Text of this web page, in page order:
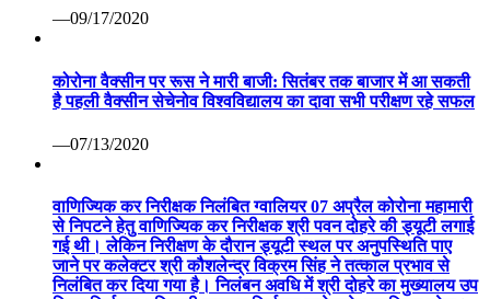
—09/17/2020
कोरोना वैक्सीन पर रूस ने मारी बाजी: सितंबर तक बाजार में आ सकती
है पहली वैक्सीन सेचेनोव विश्वविद्यालय का दावा सभी परीक्षण रहे सफल
—07/13/2020
वाणिज्यिक कर निरीक्षक निलंबित ग्वालियर 07 अप्रैल कोरोना महामारी
से निपटने हेतु वाणिज्यिक कर निरीक्षक श्री पवन दोहरे की ड्यूटी लगाई
गई थी। लेकिन निरीक्षण के दौरान ड्यूटी स्थल पर अनुपस्थिति पाए
जाने पर कलेक्टर श्री कौशलेन्द्र विक्रम सिंह ने तत्काल प्रभाव से
निलंबित कर दिया गया है। निलंबन अवधि में श्री दोहरे का मुख्यालय उप